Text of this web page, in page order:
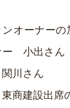
オーナーの
ー 小出さん
川さん
商建設出席